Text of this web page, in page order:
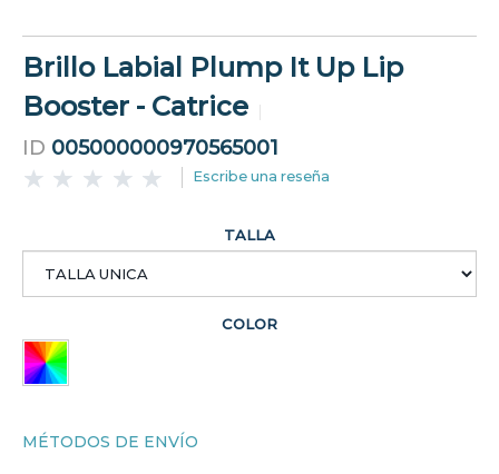
Brillo Labial Plump It Up Lip
Booster - Catrice
ID 005000000970565001
Escribe una reseña
TALLA
COLOR
MÉTODOS DE ENVÍO